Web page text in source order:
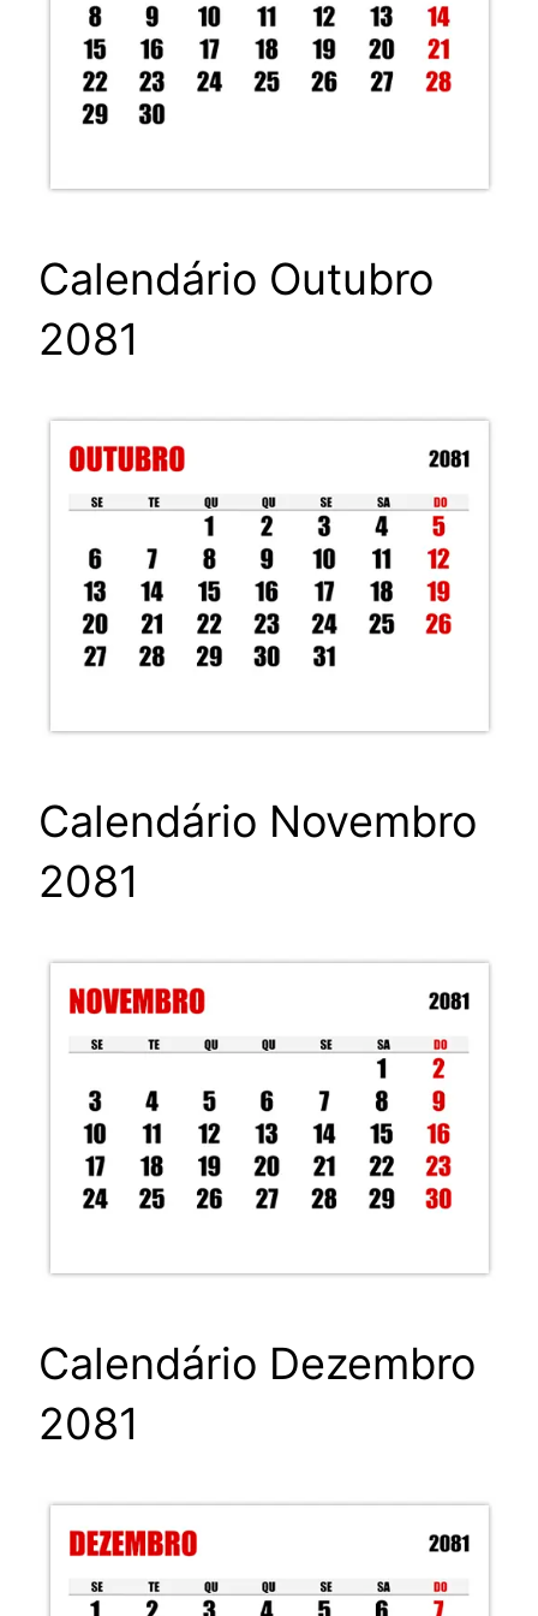
Calendário Outubro
2081
Calendário Novembro
2081
Calendário Dezembro
2081